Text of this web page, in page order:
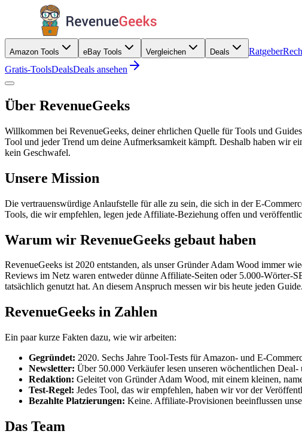
Amazon Tools eBay Tools Vergleichen Deals Ratgeber
Gratis-ToolsDealsDeals ansehen
Über RevenueGeeks
Willkommen bei RevenueGeeks, deiner ehrlichen Quelle für Tools und
Tool und jeder Trend um deine Aufmerksamkeit kämpft. Deshalb haben wir
kein Geschwafel.
Unsere Mission
Die vertrauenswürdige Anlaufstelle für alle zu sein, die sich in der E-
Tools, die wir empfehlen, legen jede Affiliate-Beziehung offen und
Warum wir RevenueGeeks gebaut haben
RevenueGeeks ist 2020 entstanden, als unser Gründer Adam Wood immer
Reviews im Netz waren entweder dünne Affiliate-Seiten oder 5.000-Wörter-
tatsächlich genutzt hat. An diesem Anspruch messen wir bis heute jeden Guide.
RevenueGeeks in Zahlen
Ein paar kurze Fakten dazu, wie wir arbeiten:
Gegründet: 2020. Sechs Jahre Tool-Tests für Amazon- und E-
Newsletter: Über 50.000 Verkäufer lesen unseren wöchentlichen
Redaktion: Geleitet von Gründer Adam Wood, mit einem kleinen,
Test-Regel: Jedes Tool, das wir empfehlen, haben wir vor der
Bezahlte Platzierungen: Keine. Affiliate-Provisionen beeinflussen
Das Team